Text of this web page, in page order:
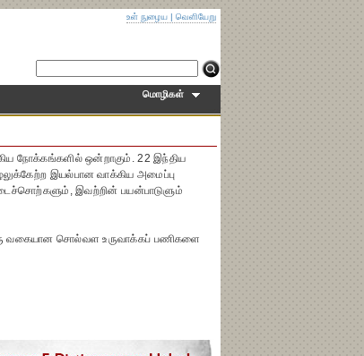
உள் நுழைய | வெளியேறு
மொழிகள்
நோக்கங்களில் ஒன்றாகும். 22 இந்திய
இயல்பான வாக்கிய அமைப்பு
இவற்றின் பயன்பாடுளும்
வகையான சொல்வள உருவாக்கப் பணிகளை